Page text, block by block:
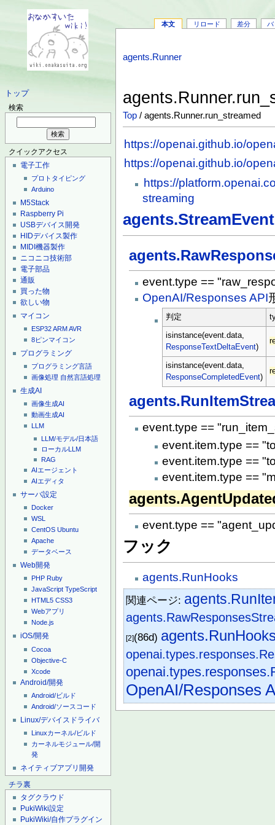
トップ
検索
クイックアクセス
電子工作
プロトタイピング
Arduino
M5Stack
Raspberry Pi
USBデバイス開発
HIDデバイス製作
MIDI機器製作
ニコニコ技術部
電子部品
通販
買った物
欲しい物
マイコン
ESP32ARMAVR
8ピンマイコン
プログラミング
プログラミング言語
画像処理 自然言語処理
生成AI
画像生成AI
動画生成AI
LLM
LLM/モデル/日本語
ローカルLLM
RAG
AIエージェント
AIエディタ
サーバ設定
Docker
WSL
CentOS Ubuntu
Apache
データベース
Web開発
PHP Ruby
JavaScript TypeScript
HTML5 CSS3
Webアプリ
Node.js
iOS/開発
Cocoa
Objective-C
Xcode
Android/開発
Android/ビルド
Android/ソースコード
Linux/デバイスドライバ
Linuxカーネル/ビルド
カーネルモジュール/開
発
ネイティブアプリ開発
チラ裏
タグクラウド
PukiWiki設定
PukiWiki/自作プラグイン
本文 リロード 差分 バ
agents.Runner
Top / agents.Runner.run_streamed
https://openai.github.io/
https://openai.github.io/
https://
streaming
agents.StreamEvent
event.type ==
OpenAI/Responses API
判定
isinstance(event.data,
ResponseTextDeltaEvent)
isinstance(event.data,
ResponseCompletedEvent)
event.type ==
event.item.type ==
event.item.type ==
event.item.type ==
event.type ==
フック
agents.RunHooks
関連ページ:
[2](86d)
OpenAI/Responses